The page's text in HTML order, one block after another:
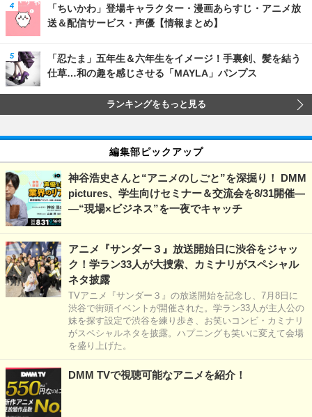
「ちいかわ」登場キャラクター・漫画あらすじ・アニメ放
送＆配信サービス・声優【情報まとめ】
「忍たま」五年生＆六年生をイメージ！手裏剣、髪を結う
仕草…和の趣を感じさせる「MAYLA」パンプス
ランキングをもっと見る
編集部ピックアップ
神谷浩史さんと“アニメのしごと”を深掘り！ DMM
pictures、学生向けセミナー＆交流会を8/31開催―
―“現場×ビジネス”を一夜でキャッチ
アニメ『サンダー３』放送開始日に渋谷をジャッ
ク！学ラン33人が大捜索、カミナリがスペシャル
ネタ披露
TVアニメ『サンダー３』の放送開始を記念し、7月8日に
渋谷で街頭イベントが開催された。学ラン33人が主人公の
妹を探す設定で渋谷を練り歩き、お笑いコンビ・カミナリ
がスペシャルネタを披露。ハプニングも笑いに変えて会場
を盛り上げた。
DMM TVで視聴可能なアニメを紹介！